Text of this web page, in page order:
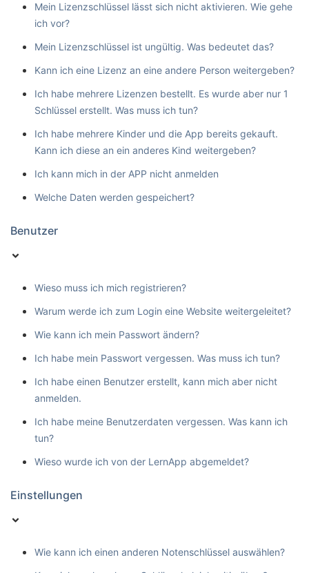
Mein Lizenzschlüssel lässt sich nicht aktivieren. Wie gehe
ich vor?
Mein Lizenzschlüssel ist ungültig. Was bedeutet das?
Kann ich eine Lizenz an eine andere Person weitergeben?
Ich habe mehrere Lizenzen bestellt. Es wurde aber nur 1
Schlüssel erstellt. Was muss ich tun?
Ich habe mehrere Kinder und die App bereits gekauft.
Kann ich diese an ein anderes Kind weitergeben?
Ich kann mich in der APP nicht anmelden
Welche Daten werden gespeichert?
Benutzer
Wieso muss ich mich registrieren?
Warum werde ich zum Login eine Website weitergeleitet?
Wie kann ich mein Passwort ändern?
Ich habe mein Passwort vergessen. Was muss ich tun?
Ich habe einen Benutzer erstellt, kann mich aber nicht
anmelden.
Ich habe meine Benutzerdaten vergessen. Was kann ich
tun?
Wieso wurde ich von der LernApp abgemeldet?
Einstellungen
Wie kann ich einen anderen Notenschlüssel auswählen?